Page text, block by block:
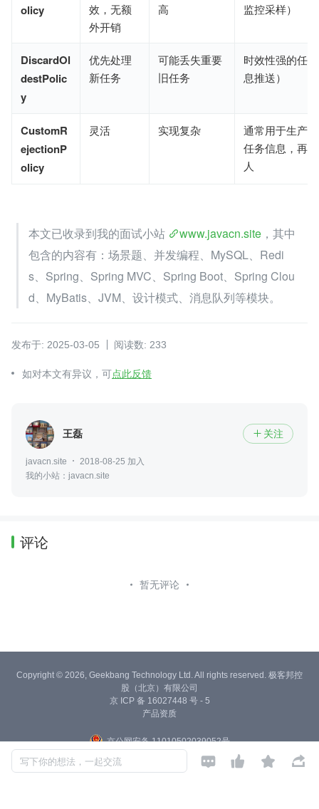
olicy
效，无额
外开销
高
监控采样）
DiscardOl
destPolic
y
优先处理
新任务
可能丢失重要
旧任务
时效性强的任
息推送）
CustomR
ejectionP
olicy
灵活 实现复杂
通常用于生产
任务信息，再
人
本文已收录到我的面试小站 www.javacn.site ，其中
包含的内容有：场景题、并发编程、MySQL、Redi
s、Spring、Spring MVC、Spring Boot、Spring Clou
d、MyBatis、JVM、设计模式、消息队列等模块。
发布于: 2025-03-05 阅读数: 233
如对本文有异议，可点此反馈
王磊  关注
javacn.site
2018-08-25 加入
我的小站：javacn.site
评论
暂无评论
写下你的想法，一起交流    
Copyright © 2026, Geekbang Technology Ltd. All rights reserved. 极客邦控
股（北京）有限公司
京 ICP 备 16027448 号 - 5
产品资质
京公网安备 11010502039052号